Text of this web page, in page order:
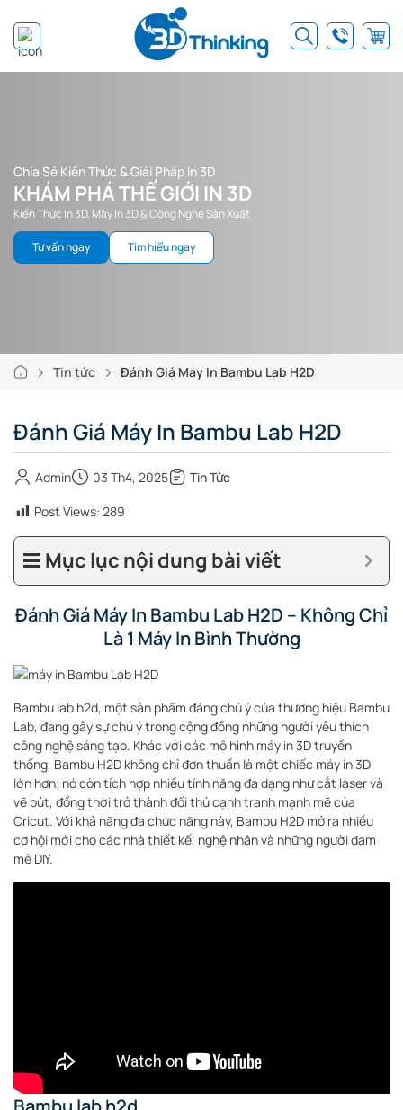
Chia Sẻ Kiến Thức & Giải Pháp In 3D
KHÁM PHÁ THẾ GIỚI IN 3D
Kiến Thức In 3D, Máy In 3D & Công Nghệ Sản Xuất
Tư vấn ngay Tìm hiểu ngay
Tin tức Đánh Giá Máy In Bambu Lab H2D
Đánh Giá Máy In Bambu Lab H2D
Admin 03 Th4, 2025 Tin Tức
Post Views: 289
Mục lục nội dung bài viết
Đánh Giá Máy In Bambu Lab H2D – Không Chỉ
Là 1 Máy In Bình Thường
Bambu lab h2d, một sản phẩm đáng chú ý của thương hiệu Bambu
Lab, đang gây sự chú ý trong cộng đồng những người yêu thích
công nghệ sáng tạo. Khác với các mô hình máy in 3D truyền
thống, Bambu H2D không chỉ đơn thuần là một chiếc máy in 3D
lớn hơn; nó còn tích hợp nhiều tính năng đa dạng như cắt laser và
vẽ bút, đồng thời trở thành đối thủ cạnh tranh mạnh mẽ của
Cricut. Với khả năng đa chức năng này, Bambu H2D mở ra nhiều
cơ hội mới cho các nhà thiết kế, nghệ nhân và những người đam
mê DIY.